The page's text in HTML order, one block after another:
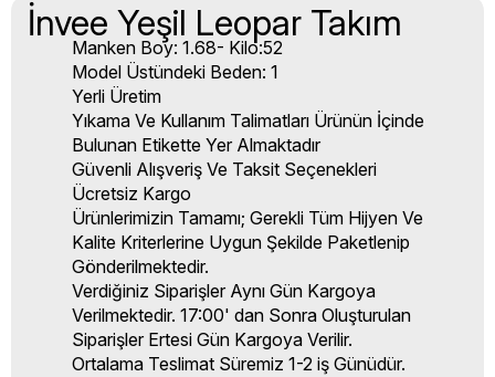
İnvee Yeşil Leopar Takım
Manken Boy: 1.68- Kilo:52
Model Üstündeki Beden: 1
Yerli Üretim
Yıkama Ve Kullanım Talimatları Ürünün İçinde
Bulunan Etikette Yer Almaktadır
Güvenli Alışveriş Ve Taksit Seçenekleri
Ücretsiz Kargo
Ürünlerimizin Tamamı; Gerekli Tüm Hijyen Ve
Kalite Kriterlerine Uygun Şekilde Paketlenip
Gönderilmektedir.
Verdiğiniz Siparişler Aynı Gün Kargoya
Verilmektedir. 17:00' dan Sonra Oluşturulan
Siparişler Ertesi Gün Kargoya Verilir.
Ortalama Teslimat Süremiz 1-2 iş Günüdür.